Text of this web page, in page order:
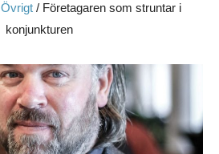
Övrigt/ Företagaren som struntar i
konjunkturen